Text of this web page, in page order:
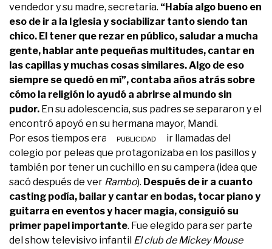
vendedor y su madre, secretaria. “Había algo bueno en
eso de ir a la Iglesia y sociabilizar tanto siendo tan
chico. El tener que rezar en público, saludar a mucha
gente, hablar ante pequeñas multitudes, cantar en
las capillas y muchas cosas similares. Algo de eso
siempre se quedó en mí”, contaba años atrás sobre
cómo la religión lo ayudó a abrirse al mundo sin
pudor. En su adolescencia, sus padres se separaron y el
encontró apoyó en su hermana mayor, Mandi.
Por esos tiempos era común recibir llamadas del
colegio por peleas que protagonizaba en los pasillos y
también por tener un cuchillo en su campera (idea que
sacó después de ver Rambo). Después de ir a cuanto
casting podía, bailar y cantar en bodas, tocar piano y
guitarra en eventos y hacer magia, consiguió su
primer papel importante. Fue elegido para ser parte
del show televisivo infantil El club de Mickey Mouse